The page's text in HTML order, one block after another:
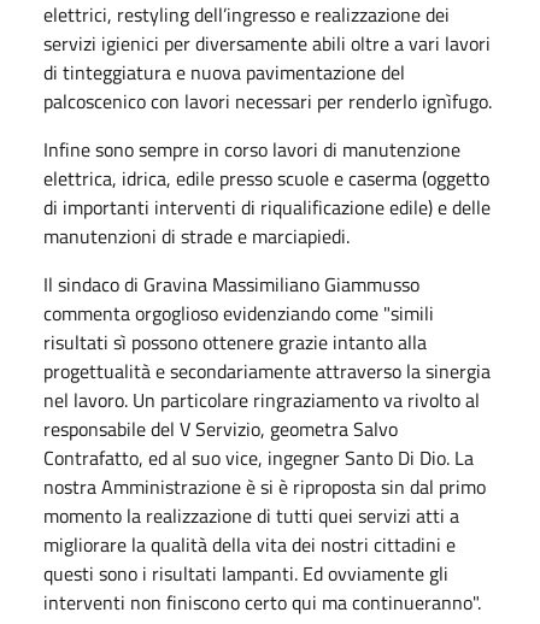
elettrici, restyling dell’ingresso e realizzazione dei
servizi igienici per diversamente abili oltre a vari lavori
di tinteggiatura e nuova pavimentazione del
palcoscenico con lavori necessari per renderlo ignìfugo.
Infine sono sempre in corso lavori di manutenzione
elettrica, idrica, edile presso scuole e caserma (oggetto
di importanti interventi di riqualificazione edile) e delle
manutenzioni di strade e marciapiedi.
Il sindaco di Gravina Massimiliano Giammusso
commenta orgoglioso evidenziando come "simili
risultati sì possono ottenere grazie intanto alla
progettualità e secondariamente attraverso la sinergia
nel lavoro. Un particolare ringraziamento va rivolto al
responsabile del V Servizio, geometra Salvo
Contrafatto, ed al suo vice, ingegner Santo Di Dio. La
nostra Amministrazione è si è riproposta sin dal primo
momento la realizzazione di tutti quei servizi atti a
migliorare la qualità della vita dei nostri cittadini e
questi sono i risultati lampanti. Ed ovviamente gli
interventi non finiscono certo qui ma continueranno".